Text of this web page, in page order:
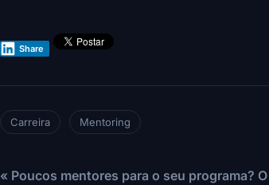
Share
Carreira Mentoring
« Poucos mentores para o seu programa?